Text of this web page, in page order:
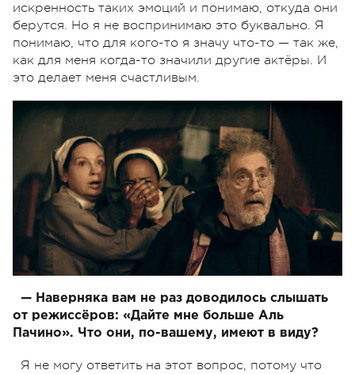
искренность таких эмоций и понимаю, откуда они
берутся. Но я не воспринимаю это буквально. Я
понимаю, что для кого-то я значу что-то — так же,
как для меня когда-то значили другие актёры. И
это делает меня счастливым.
— Наверняка вам не раз доводилось слышать
от режиссёров: «Дайте мне больше Аль
Пачино». Что они, по-вашему, имеют в виду?
Я не могу ответить на этот вопрос, потому что